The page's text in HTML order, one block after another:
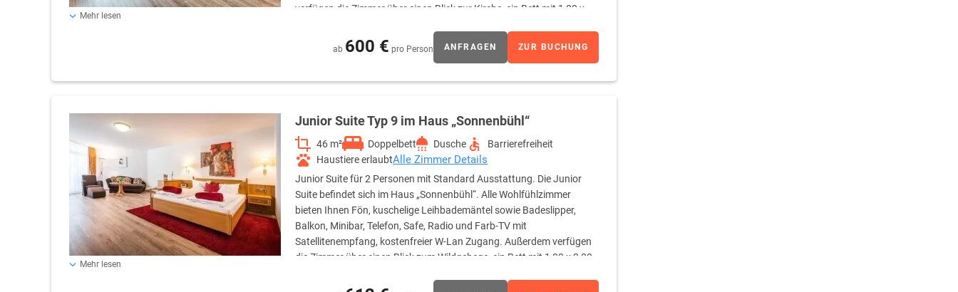
verfügen die Zimmer über einen Blick zur Kirche, ein Bett mit 1,80 x
Mehr lesen
ab 600 € pro Person ANFRAGEN ZUR BUCHUNG
Junior Suite Typ 9 im Haus „Sonnenbühl“
46 m² Doppelbett Dusche
Barrierefreiheit
Haustiere erlaubtAlle Zimmer Details
Junior Suite für 2 Personen mit Standard Ausstattung. Die Junior
Suite befindet sich im Haus „Sonnenbühl“. Alle Wohlfühlzimmer
bieten Ihnen Fön, kuschelige Leihbademäntel sowie Badeslipper,
Balkon, Minibar, Telefon, Safe, Radio und Farb-TV mit
Satellitenempfang, kostenfreier W-Lan Zugang. Außerdem verfügen
die Zimmer über einen Blick zum Wildgehege, ein Bett mit 1,80 x 2,00
Mehr lesen